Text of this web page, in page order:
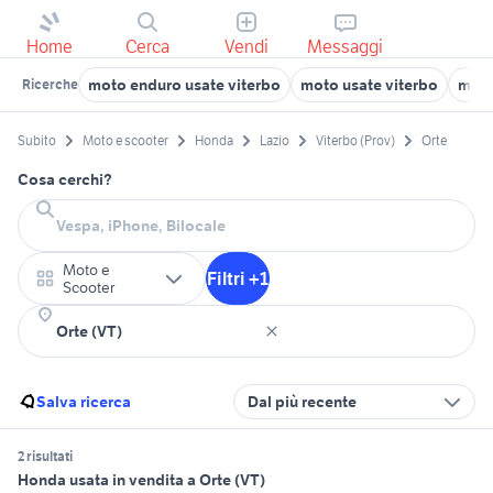
Home Cerca Vendi Messaggi
Ricerche moto enduro usate viterbo moto usate viterbo
Subito Moto e scooter Honda Lazio Viterbo (Prov) Orte
Cosa cerchi?
Moto e
Scooter
Filtri +1
Salva ricerca Dal più recente
2 risultati
Honda usata in vendita a Orte (VT)